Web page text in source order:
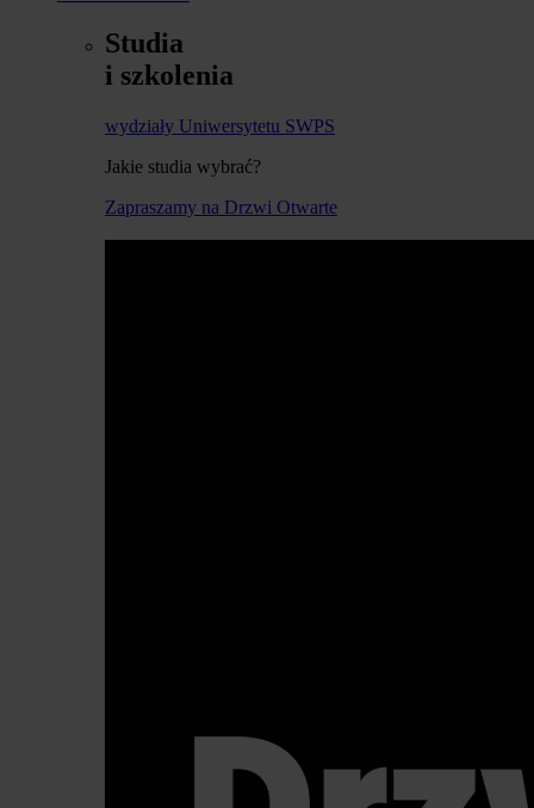
Studia
i szkolenia
wydziały Uniwersytetu SWPS
Jakie studia wybrać?
Zapraszamy na Drzwi Otwarte